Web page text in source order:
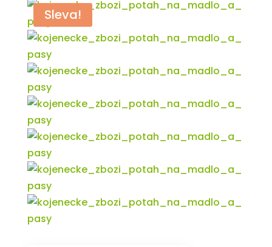
Sleva!